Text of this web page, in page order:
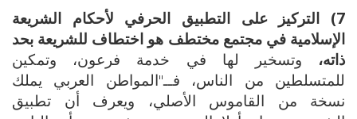
7) التركيز على التطبيق الحرفي لأحكام الشريعة
الإسلامية في مجتمع مختطف هو اختطاف للشريعة بحد
ذاته، وتسخير لها في خدمة فرعون، وتمكين
للمتسلطين من الناس، فــ"المواطن العربي يملك
نسخة من القاموس الأصلي، ويعرف أن تطبيق